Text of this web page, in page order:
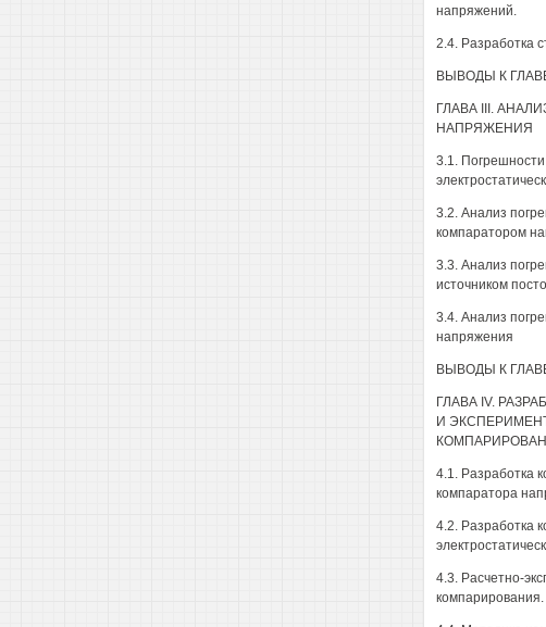
напряжений.
2.4. Разработка
ВЫВОДЫ К
ГЛАВА III.
НАПРЯЖЕНИЯ
3.1.
3.2. Анализ
компаратором
3.3. Анализ
источником
3.4. Анализ
напряжения
ВЫВОДЫ К ГЛАВЕ
ГЛАВА IV.
И
4.1. Разработка
компаратора
4.2. Разработка
4.3. Расчетно-
компарирования.